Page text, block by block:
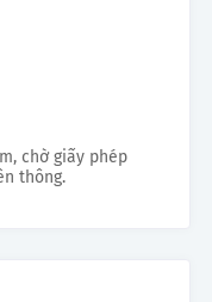
chờ giấy phép
thông.